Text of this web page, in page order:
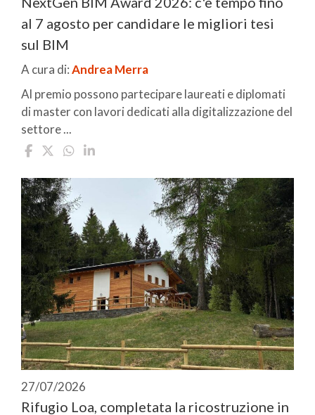
al 7 agosto per candidare le migliori tesi
sul BIM
A cura di:Andrea Merra
Al premio possono partecipare laureati e diplomati
di master con lavori dedicati alla digitalizzazione del
settore ...
27/07/2026
Rifugio Loa, completata la ricostruzione in